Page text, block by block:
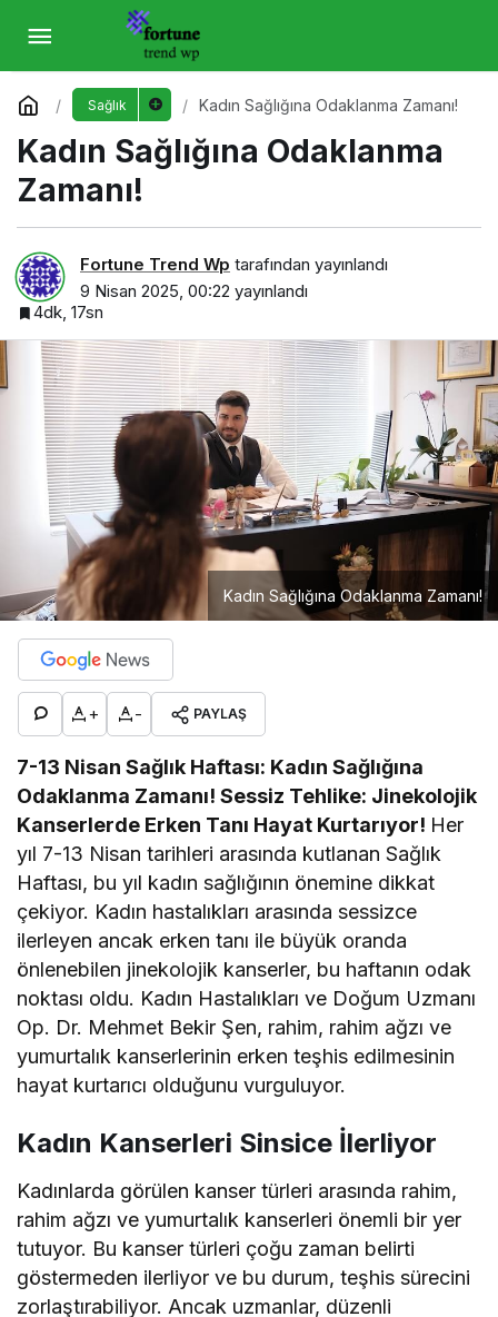
Sağlık Kadın Sağlığına Odaklanma Zamanı!
Kadın Sağlığına Odaklanma
Zamanı!
Fortune Trend Wp tarafından yayınlandı
9 Nisan 2025, 00:22 yayınlandı
4dk, 17sn
Kadın Sağlığına Odaklanma Zamanı!
+ - PAYLAŞ
7-13 Nisan Sağlık Haftası: Kadın Sağlığına
Odaklanma Zamanı!Sessiz Tehlike: Jinekolojik
Kanserlerde Erken Tanı Hayat Kurtarıyor! Her
yıl 7-13 Nisan tarihleri arasında kutlanan Sağlık
Haftası, bu yıl kadın sağlığının önemine dikkat
çekiyor. Kadın hastalıkları arasında sessizce
ilerleyen ancak erken tanı ile büyük oranda
önlenebilen jinekolojik kanserler, bu haftanın odak
noktası oldu. Kadın Hastalıkları ve Doğum Uzmanı
Op. Dr. Mehmet Bekir Şen, rahim, rahim ağzı ve
yumurtalık kanserlerinin erken teşhis edilmesinin
hayat kurtarıcı olduğunu vurguluyor.
Kadın Kanserleri Sinsice İlerliyor
Kadınlarda görülen kanser türleri arasında rahim,
rahim ağzı ve yumurtalık kanserleri önemli bir yer
tutuyor. Bu kanser türleri çoğu zaman belirti
göstermeden ilerliyor ve bu durum, teşhis sürecini
zorlaştırabiliyor. Ancak uzmanlar, düzenli
Kadın Sağlığına Odaklanma Zamanı!
Yorum Yap